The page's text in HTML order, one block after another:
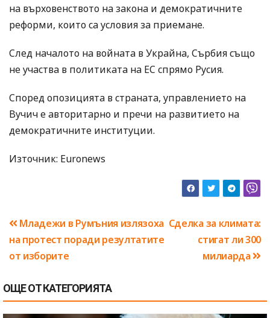
на върховенството на закона и демократичните
реформи, които са условия за приемане.
След началото на войната в Украйна, Сърбия също
не участва в политиката на ЕС спрямо Русия.
Според опозицията в страната, управлението на
Вучич е авторитарно и пречи на развитието на
демократичните институции.
Източник: Euronews
Навигация
Сделка за климата:
стигат ли 300
милиарда
Младежи в Румъния излязоха
на протест поради резултатите
от изборите
ОЩЕ ОТ КАТЕГОРИЯТА